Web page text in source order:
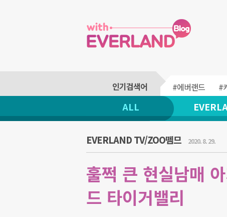
#에버랜드 #
ALL
EVERLAND TV/ZOO뗌므 2020. 8. 29.
훌쩍 큰 현실남매
드 타이거밸리